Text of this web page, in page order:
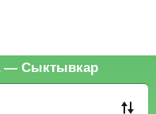
— Сыктывкар